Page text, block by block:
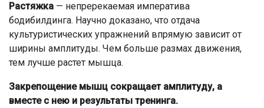
Растяжка — непререкаемая императива
бодибилдинга. Научно доказано, что отдача
культуристических упражнений впрямую зависит от
ширины амплитуды. Чем больше размах движения,
тем лучше растет мышца.
Закрепощение мышц сокращает амплитуду, а
вместе с нею и результаты тренинга.